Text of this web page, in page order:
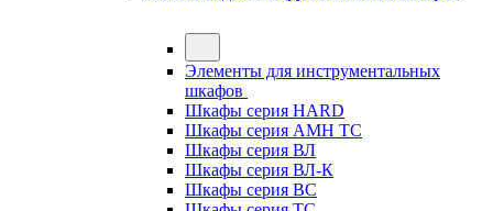
Элементы для инструментальных
шкафов
Шкафы серия HARD
Шкафы серия АМН ТС
Шкафы серия ВЛ
Шкафы серия ВЛ-К
Шкафы серия ВС